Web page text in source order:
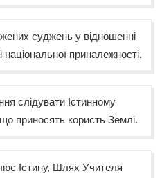
суджень у відношенні
приналежності.
слідувати Істинному
приносять користь Землі.
Істину, Шлях Учителя